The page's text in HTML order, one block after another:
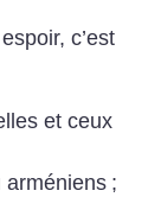
c’est
et ceux
arméniens ;